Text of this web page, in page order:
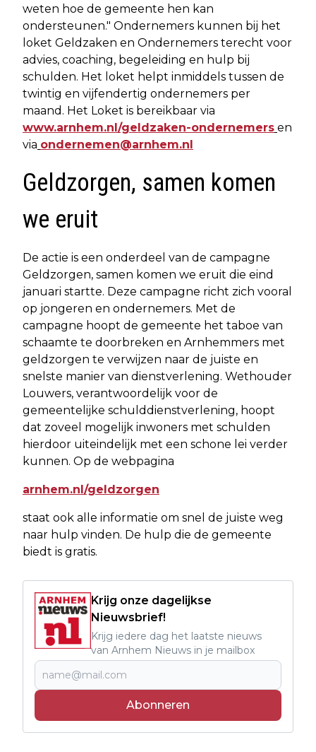
weten hoe de gemeente hen kan
ondersteunen." Ondernemers kunnen bij het
loket Geldzaken en Ondernemers terecht voor
advies, coaching, begeleiding en hulp bij
schulden. Het loket helpt inmiddels tussen de
twintig en vijfendertig ondernemers per
maand. Het Loket is bereikbaar via
www.arnhem.nl/geldzaken-ondernemers en
via ondernemen@arnhem.nl
Geldzorgen, samen komen
we eruit
De actie is een onderdeel van de campagne
Geldzorgen, samen komen we eruit die eind
januari startte. Deze campagne richt zich vooral
op jongeren en ondernemers. Met de
campagne hoopt de gemeente het taboe van
schaamte te doorbreken en Arnhemmers met
geldzorgen te verwijzen naar de juiste en
snelste manier van dienstverlening. Wethouder
Louwers, verantwoordelijk voor de
gemeentelijke schulddienstverlening, hoopt
dat zoveel mogelijk inwoners met schulden
hierdoor uiteindelijk met een schone lei verder
kunnen. Op de webpagina
arnhem.nl/geldzorgen
staat ook alle informatie om snel de juiste weg
naar hulp vinden. De hulp die de gemeente
biedt is gratis.
Krijg onze dagelijkse
Nieuwsbrief!
Krijg iedere dag het laatste nieuws
van Arnhem Nieuws in je mailbox
Abonneren